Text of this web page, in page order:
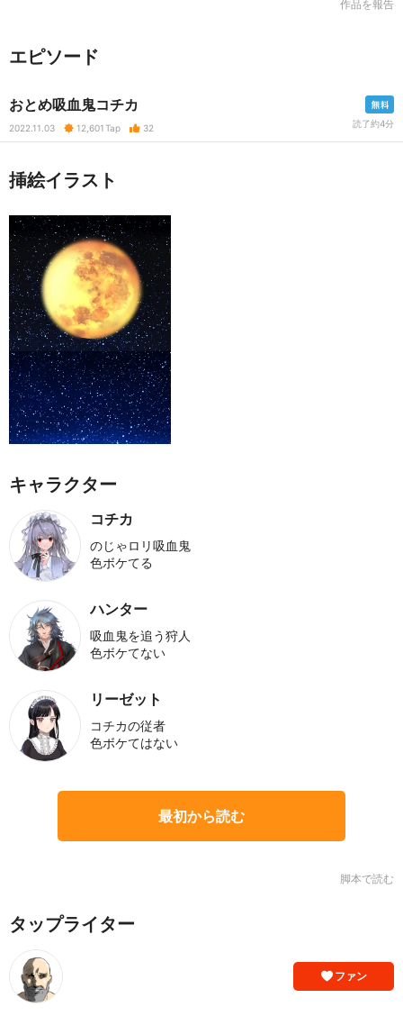
作品を報告
エピソード
おとめ吸血鬼コチカ
2022.11.03 12,601Tap 32 読了約4分
挿絵イラスト
キャラクター
コチカ
のじゃロリ吸血鬼
色ボケてる
ハンター
吸血鬼を追う狩人
色ボケてない
リーゼット
コチカの従者
色ボケてはない
最初から読む
脚本で読む
タップライター
ファン